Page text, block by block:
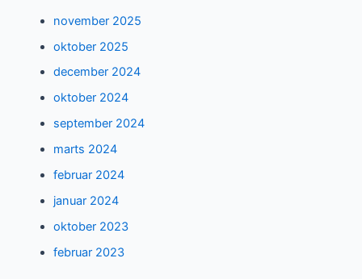
november 2025
oktober 2025
december 2024
oktober 2024
september 2024
marts 2024
februar 2024
januar 2024
oktober 2023
februar 2023